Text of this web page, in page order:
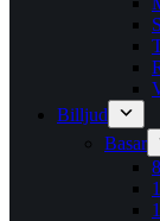
Billjud
Basar